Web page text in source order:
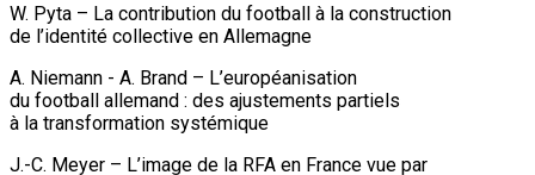
W. Pyta – La contribution du football à la construction
de l’identité collective en Allemagne
A. Niemann - A. Brand – L’européanisation
du football allemand : des ajustements partiels
à la transformation systémique
J.-C. Meyer – L’image de la RFA en France vue par